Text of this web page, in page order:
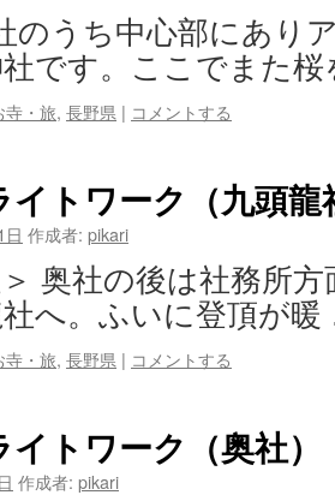
のうち中心部にあり
社です。ここでまた
寺・旅, 長野県 | コメントする
イトワーク（九頭龍
作成者: pikari
奥社の後は社務所
社へ。ふいに登頂が
寺・旅, 長野県 | コメントする
トワーク（奥社）
作成者: pikari